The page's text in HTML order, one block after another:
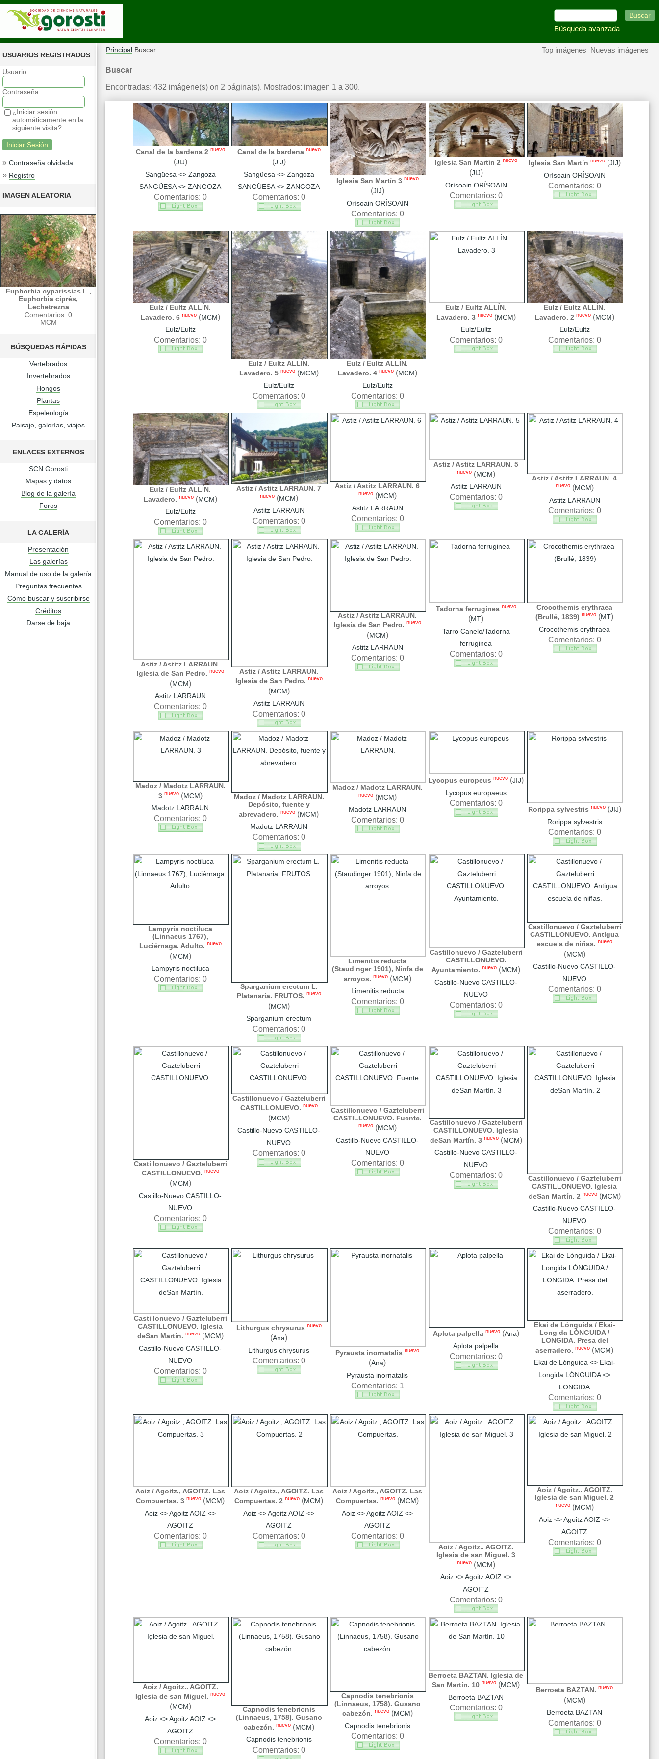
Búsqueda avanzada
USUARIOS REGISTRADOS
Usuario:
Contraseña:
¿Iniciar sesión
automáticamente en la
siguiente visita?
» Contraseña olvidada
» Registro
IMAGEN ALEATORIA
Euphorbia cyparissias L.,
Euphorbia ciprés,
Lechetrezna
Comentarios: 0
MCM
BÚSQUEDAS RÁPIDAS
Vertebrados
Invertebrados
Hongos
Plantas
Espeleología
Paisaje, galerías, viajes
ENLACES EXTERNOS
SCN Gorosti
Mapas y datos
Blog de la galería
Foros
LA GALERÍA
Presentación
Las galerías
Manual de uso de la galería
Preguntas frecuentes
Cómo buscar y suscribirse
Créditos
Darse de baja
Principal Buscar Top imágenes Nuevas imágenes
Buscar
Encontradas: 432 imágene(s) on 2 página(s). Mostrados: imagen 1 a 300.
Canal de la bardena 2 nuevo
(JIJ)
Sangüesa <> Zangoza
SANGÜESA <> ZANGOZA
Comentarios: 0
Canal de la bardena nuevo
(JIJ)
Sangüesa <> Zangoza
SANGÜESA <> ZANGOZA
Comentarios: 0
Iglesia San Martín 3 nuevo
(JIJ)
Orísoain ORÍSOAIN
Comentarios: 0
Iglesia San Martín 2 nuevo
(JIJ)
Orísoain ORÍSOAIN
Comentarios: 0
Iglesia San Martín nuevo(JIJ)
Orísoain ORÍSOAIN
Comentarios: 0
Eulz / Eultz ALLÍN.
Lavadero. 6 nuevo(MCM)
Eulz/Eultz
Comentarios: 0
Eulz / Eultz ALLÍN.
Lavadero. 5 nuevo(MCM)
Eulz/Eultz
Comentarios: 0
Eulz / Eultz ALLÍN.
Lavadero. 4 nuevo(MCM)
Eulz/Eultz
Comentarios: 0
Eulz / Eultz ALLÍN.
Lavadero. 3 nuevo(MCM)
Eulz/Eultz
Comentarios: 0
Eulz / Eultz ALLÍN.
Lavadero. 2 nuevo(MCM)
Eulz/Eultz
Comentarios: 0
Eulz / Eultz ALLÍN.
Lavadero. nuevo(MCM)
Eulz/Eultz
Comentarios: 0
Astiz / Astitz LARRAUN. 7
nuevo(MCM)
Astitz LARRAUN
Comentarios: 0
Astiz / Astitz LARRAUN. 6
nuevo(MCM)
Astitz LARRAUN
Comentarios: 0
Astiz / Astitz LARRAUN. 5
nuevo(MCM)
Astitz LARRAUN
Comentarios: 0
Astiz / Astitz LARRAUN. 4
nuevo(MCM)
Astitz LARRAUN
Comentarios: 0
Astiz / Astitz LARRAUN.
Iglesia de San Pedro. nuevo
(MCM)
Astitz LARRAUN
Comentarios: 0
Astiz / Astitz LARRAUN.
Iglesia de San Pedro. nuevo
(MCM)
Astitz LARRAUN
Comentarios: 0
Astiz / Astitz LARRAUN.
Iglesia de San Pedro. nuevo
(MCM)
Astitz LARRAUN
Comentarios: 0
Tadorna ferruginea nuevo
(MT)
Tarro Canelo/Tadorna
ferruginea
Comentarios: 0
Crocothemis erythraea
(Brullé, 1839) nuevo (MT)
Crocothemis erythraea
Comentarios: 0
Madoz / Madotz LARRAUN.
3 nuevo(MCM)
Madotz LARRAUN
Comentarios: 0
Madoz / Madotz LARRAUN.
Depósito, fuente y
abrevadero. nuevo (MCM)
Madotz LARRAUN
Comentarios: 0
Madoz / Madotz LARRAUN.
nuevo(MCM)
Madotz LARRAUN
Comentarios: 0
Lycopus europeus nuevo(JIJ)
Lycopus europaeus
Comentarios: 0
Rorippa sylvestris nuevo(JIJ)
Rorippa sylvestris
Comentarios: 0
Lampyris noctiluca
(Linnaeus 1767),
Luciérnaga. Adulto. nuevo
(MCM)
Lampyris noctiluca
Comentarios: 0
Sparganium erectum L.
Platanaria. FRUTOS. nuevo
(MCM)
Sparganium erectum
Comentarios: 0
Limenitis reducta
(Staudinger 1901), Ninfa de
arroyos. nuevo(MCM)
Limenitis reducta
Comentarios: 0
Castillonuevo / Gazteluberri
CASTILLONUEVO.
Ayuntamiento. nuevo (MCM)
Castillo-Nuevo CASTILLO-
NUEVO
Comentarios: 0
Castillonuevo / Gazteluberri
CASTILLONUEVO. Antigua
escuela de niñas. nuevo
(MCM)
Castillo-Nuevo CASTILLO-
NUEVO
Comentarios: 0
Castillonuevo / Gazteluberri
CASTILLONUEVO. nuevo
(MCM)
Castillo-Nuevo CASTILLO-
NUEVO
Comentarios: 0
Castillonuevo / Gazteluberri
CASTILLONUEVO. nuevo
(MCM)
Castillo-Nuevo CASTILLO-
NUEVO
Comentarios: 0
Castillonuevo / Gazteluberri
CASTILLONUEVO. Fuente.
nuevo(MCM)
Castillo-Nuevo CASTILLO-
NUEVO
Comentarios: 0
Castillonuevo / Gazteluberri
CASTILLONUEVO. Iglesia
deSan Martín. 3 nuevo(MCM)
Castillo-Nuevo CASTILLO-
NUEVO
Comentarios: 0
Castillonuevo / Gazteluberri
CASTILLONUEVO. Iglesia
deSan Martín. 2 nuevo(MCM)
Castillo-Nuevo CASTILLO-
NUEVO
Comentarios: 0
Castillonuevo / Gazteluberri
CASTILLONUEVO. Iglesia
deSan Martín. nuevo(MCM)
Castillo-Nuevo CASTILLO-
NUEVO
Comentarios: 0
Lithurgus chrysurus nuevo
(Ana)
Lithurgus chrysurus
Comentarios: 0
Pyrausta inornatalis nuevo
(Ana)
Pyrausta inornatalis
Comentarios: 1
Aplota palpella nuevo(Ana)
Aplota palpella
Comentarios: 0
Ekai de Lónguida / Ekai-
Longida LÓNGUIDA /
LONGIDA. Presa del
aserradero. nuevo (MCM)
Ekai de Lónguida <> Ekai-
Longida LÓNGUIDA <>
LONGIDA
Comentarios: 0
Aoiz / Agoitz., AGOITZ. Las
Compuertas. 3 nuevo (MCM)
Aoiz <> Agoitz AOIZ <>
AGOITZ
Comentarios: 0
Aoiz / Agoitz., AGOITZ. Las
Compuertas. 2 nuevo (MCM)
Aoiz <> Agoitz AOIZ <>
AGOITZ
Comentarios: 0
Aoiz / Agoitz., AGOITZ. Las
Compuertas. nuevo (MCM)
Aoiz <> Agoitz AOIZ <>
AGOITZ
Comentarios: 0
Aoiz / Agoitz.. AGOITZ.
Iglesia de san Miguel. 3
nuevo(MCM)
Aoiz <> Agoitz AOIZ <>
AGOITZ
Comentarios: 0
Aoiz / Agoitz.. AGOITZ.
Iglesia de san Miguel. 2
nuevo(MCM)
Aoiz <> Agoitz AOIZ <>
AGOITZ
Comentarios: 0
Aoiz / Agoitz.. AGOITZ.
Iglesia de san Miguel. nuevo
(MCM)
Aoiz <> Agoitz AOIZ <>
AGOITZ
Comentarios: 0
Capnodis tenebrionis
(Linnaeus, 1758). Gusano
cabezón. nuevo(MCM)
Capnodis tenebrionis
Comentarios: 0
Capnodis tenebrionis
(Linnaeus, 1758). Gusano
cabezón. nuevo(MCM)
Capnodis tenebrionis
Comentarios: 0
Berroeta BAZTAN. Iglesia de
San Martín. 10 nuevo (MCM)
Berroeta BAZTAN
Comentarios: 0
Berroeta BAZTAN. nuevo
(MCM)
Berroeta BAZTAN
Comentarios: 0